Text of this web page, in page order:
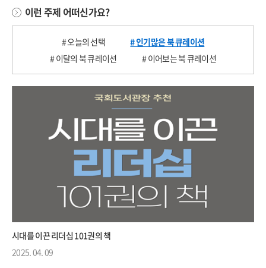
이런 주제 어떠신가요?
# 오늘의 선택
# 인기많은 북 큐레이션
# 이달의 북 큐레이션
# 이어보는 북 큐레이션
시대를 이끈 리더십 101권의 책
2025. 04. 09